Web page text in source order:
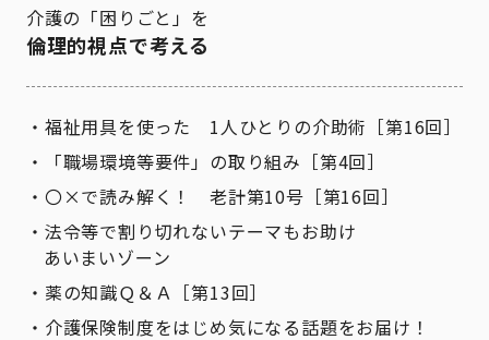
介護の「困りごと」を
倫理的視点で考える
福祉用具を使った 1人ひとりの介助術［第16回］
「職場環境等要件」の取り組み［第4回］
〇×で読み解く！ 老計第10号［第16回］
法令等で割り切れないテーマもお助け
あいまいゾーン
薬の知識Ｑ＆Ａ［第13回］
介護保険制度をはじめ気になる話題をお届け！